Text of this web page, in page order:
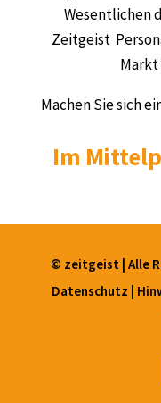
Wesentlichen
Zeitgeist
Machen Sie sich
Im
© zeitgeist | Alle
Datenschutz |